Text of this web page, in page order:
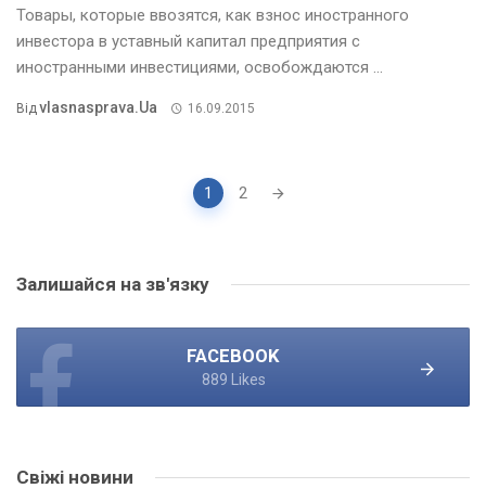
Товары, которые ввозятся, как взнос иностранного
инвестора в уставный капитал предприятия с
иностранными инвестициями, освобождаются ...
ВідVlasnasprava.ua 16.09.2015
1 2
Залишайся на зв'язку
FACEBOOK
889 Likes
Свіжі новини